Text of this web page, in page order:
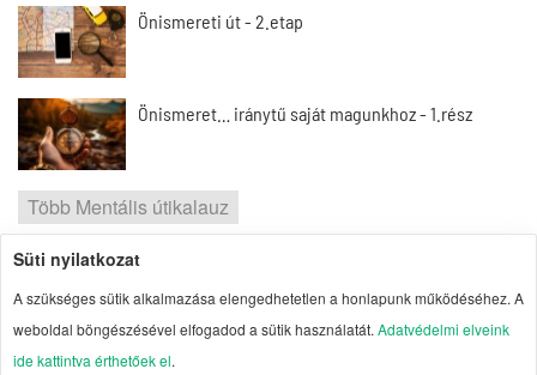
Önismereti út - 2.etap
Önismeret… iránytű saját magunkhoz - 1.rész
Több Mentális útikalauz
Szerzői jogok| Adatvédelmi elvek| Süti
kezelés
Süti nyilatkozat
A szükséges sütik alkalmazása elengedhetetlen a honlapunk működéséhez. A
weboldal böngészésével elfogadod a sütik használatát. Adatvédelmi elveink
ide kattintva érthetőek el.